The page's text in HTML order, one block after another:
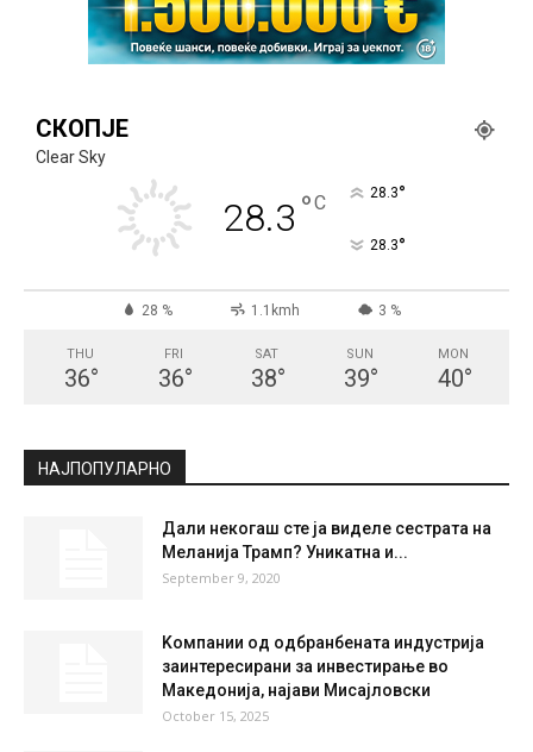
СКОПЈЕ
Clear Sky
28.3 °C 28.3°
28.3°
28 % 1.1kmh 3 %
THU
36°
FRI
36°
SAT
38°
SUN
39°
MON
40°
НАЈПОПУЛАРНО
Дали некогаш сте ја виделе сестрата на
Меланија Трамп? Уникатна и...
September 9, 2020
Kомпании од одбранбената индустрија
заинтересирани за инвестирање во
Македонија, најави Мисајловски
October 15, 2025